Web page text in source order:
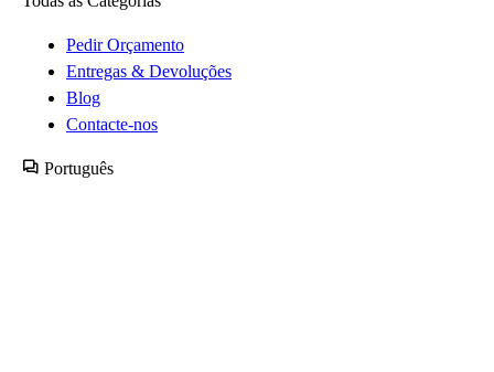
Pedir Orçamento
Entregas & Devoluções
Blog
Contacte-nos
Português